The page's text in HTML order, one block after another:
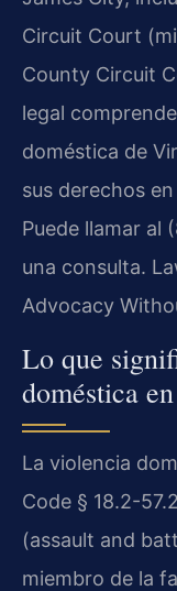
Circuit Court
County Circuit
legal
doméstica de
sus derechos
Puede llamar al
una consulta.
Advocacy
Lo que
doméstica
La violencia
Code § 18.2-
(assault and
miembro de la